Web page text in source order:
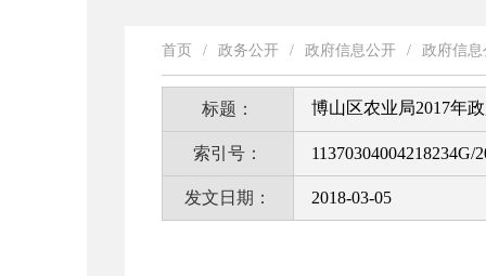
首页 / 政务公开 / 政府信息公开 / 政府信
标题： 博山区农业局2017年
索引号： 11370304004218234G/
发文日期： 2018-03-05